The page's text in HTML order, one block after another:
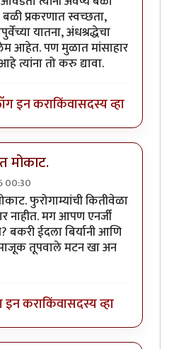
प्रकरणात स्वच्छता,
यातना, अंधश्रद्धेचा
आहेत. पण मुळात मांसाहार
त्यांना तो करु द्यावा.
इन कराकिंवासदस्य व्हा
मोकाट.
00:30
फुरोगाम्यांची कितीवेळा
नाहीत. मग आपण एनर्जी
बकरी ईदला बिर्यानी आणि
तूपवाले मटन खा अन
इन कराकिंवासदस्य व्हा